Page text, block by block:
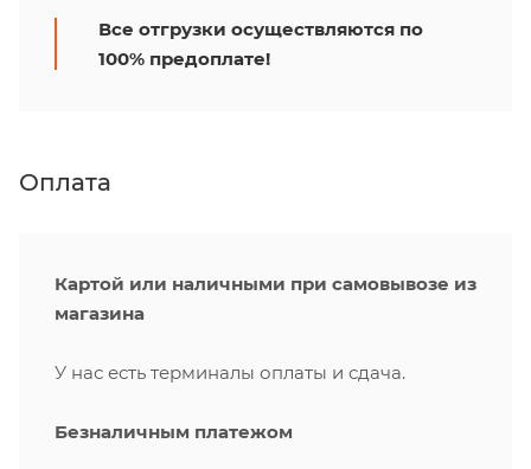
Все отгрузки осуществляются по
100% предоплате!
Оплата
Картой или наличными при самовывозе из
магазина
У нас есть терминалы оплаты и сдача.
Безналичным платежом